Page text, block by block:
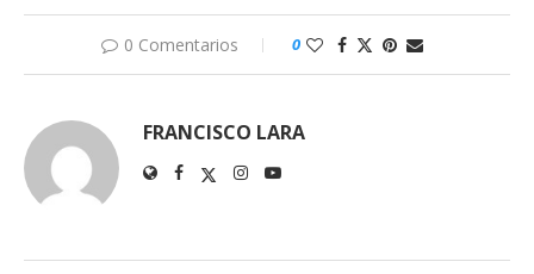
0 Comentarios 0
FRANCISCO LARA